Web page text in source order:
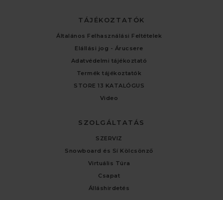
TÁJÉKOZTATÓK
Általános Felhasználási Feltételek
Elállási jog - Árucsere
Adatvédelmi tájékoztató
Termék tájékoztatók
STORE 13 KATALÓGUS
Video
SZOLGÁLTATÁS
SZERVIZ
Snowboard és Sí Kölcsönző
Virtuális Túra
Csapat
Álláshirdetés